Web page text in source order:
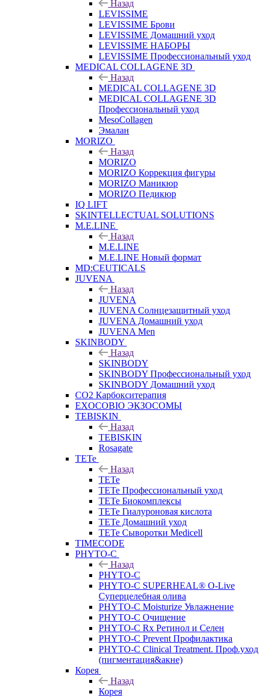
Назад
LEVISSIME
LEVISSIME Брови
LEVISSIME Домашний уход
LEVISSIME НАБОРЫ
LEVISSIME Профессиональный уход
MEDICAL COLLAGENE 3D
Назад
MEDICAL COLLAGENE 3D
MEDICAL COLLAGENE 3D
Профессиональный уход
MesoCollagen
Эмалан
MORIZO
Назад
MORIZO
MORIZO Коррекция фигуры
MORIZO Маникюр
MORIZO Педикюр
IQ LIFT
SKINTELLECTUAL SOLUTIONS
M.E.LINE
Назад
M.E.LINE
M.E.LINE Новый формат
MD:CEUTICALS
JUVENA
Назад
JUVENA
JUVENA Солнцезащитный уход
JUVENA Домашний уход
JUVENA Men
SKINBODY
Назад
SKINBODY
SKINBODY Профессиональный уход
SKINBODY Домашний уход
CO2 Карбокситерапия
EXOCOBIO ЭКЗОСОМЫ
TEBISKIN
Назад
TEBISKIN
Rosagate
TETe
Назад
TETe
TETe Профессиональный уход
TETe Биокомплексы
TETe Гиалуроновая кислота
TETe Домашний уход
TETe Сыворотки Medicell
TIMECODE
PHYTO-C
Назад
PHYTO-C
PHYTO-C SUPERHEAL® O-Live
Суперцелебная олива
PHYTO-C Moisturize Увлажнение
PHYTO-C Очищение
PHYTO-C Rx Ретинол и Селен
PHYTO-C Prevent Профилактика
PHYTO-C Clinical Treatment. Проф.уход
(пигментация&акне)
Корея
Назад
Корея